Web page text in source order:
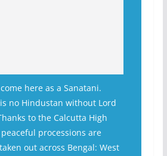
here as a Sanatani.
no Hindustan without Lord
to the Calcutta High
processions are
out across Bengal: West